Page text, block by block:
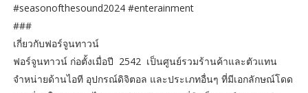
#seasonofthesound2024 #enterainment
###
เกี่ยวกับฟอร์จูนทาวน์
ฟอร์จูนทาวน์ ก่อตั้งเมื่อปี 2542 เป็นศูนย์รวมร้านค้าและตัวแทน
จำหน่ายด้านไอที อุปกรณ์ดิจิตอล และประเภทอื่นๆ ที่มีเอกลักษณ์โดด